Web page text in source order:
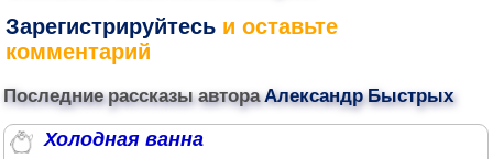
Зарегистрируйтесь и оставьте
комментарий
Последние рассказы автораАлександр Быстрых
Холодная ванна